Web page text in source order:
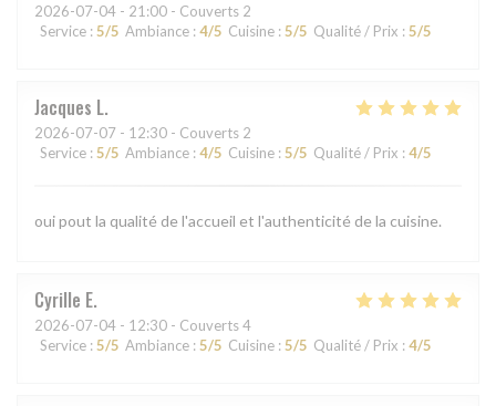
2026-07-04 - 21:00 - Couverts 2
Service : 5/5 Ambiance : 4/5 Cuisine : 5/5 Qualité / Prix : 5/5
Jacques L
2026-07-07 - 12:30 - Couverts 2
Service : 5/5 Ambiance : 4/5 Cuisine : 5/5 Qualité / Prix : 4/5
oui pout la qualité de l'accueil et l'authenticité de la cuisine.
Cyrille E
2026-07-04 - 12:30 - Couverts 4
Service : 5/5 Ambiance : 5/5 Cuisine : 5/5 Qualité / Prix : 4/5